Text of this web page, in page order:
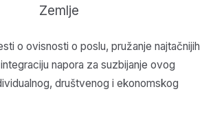
Zemlje
o ovisnosti o poslu, pružanje najtačnijih
napora za suzbijanje ovog
društvenog i ekonomskog